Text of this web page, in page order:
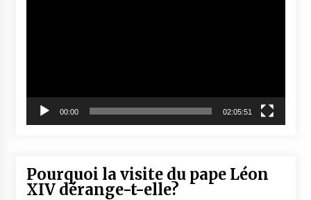
00:00 02:05:51
Pourquoi la visite du pape Léon
XIV dérange-t-elle?